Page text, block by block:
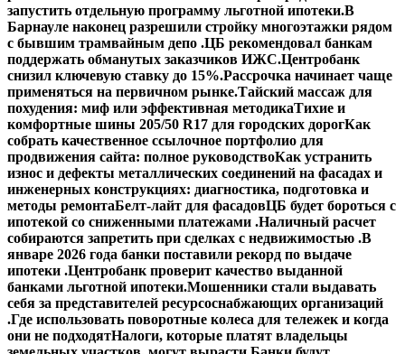
запустить отдельную программу льготной ипотеки.В
Барнауле наконец разрешили стройку многоэтажки рядом
с бывшим трамвайным депо .ЦБ рекомендовал банкам
поддержать обманутых заказчиков ИЖС.Центробанк
снизил ключевую ставку до 15%.Рассрочка начинает чаще
применяться на первичном рынке.Тайский массаж для
похудения: миф или эффективная методикаТихие и
комфортные шины 205/50 R17 для городских дорогКак
собрать качественное ссылочное портфолио для
продвижения сайта: полное руководствоКак устранить
износ и дефекты металлических соединений на фасадах и
инженерных конструкциях: диагностика, подготовка и
методы ремонтаБелт-лайт для фасадовЦБ будет бороться с
ипотекой со сниженными платежами .Наличный расчет
собираются запретить при сделках с недвижимостью .В
январе 2026 года банки поставили рекорд по выдаче
ипотеки .Центробанк проверит качество выданной
банками льготной ипотеки.Мошенники стали выдавать
себя за представителей ресурсоснабжающих организаций
.Где использовать поворотные колеса для тележек и когда
они не подходятНалоги, которые платят владельцы